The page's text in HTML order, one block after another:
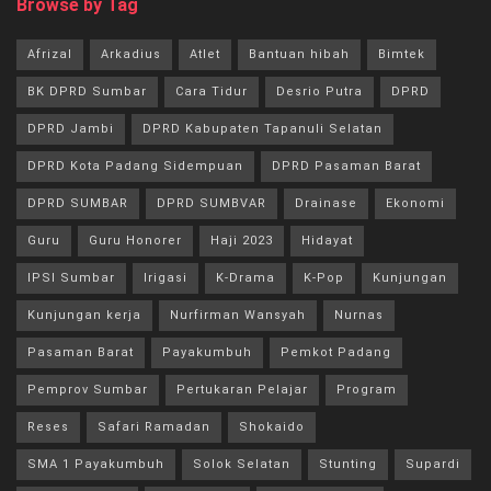
Browse by Tag
Afrizal Arkadius Atlet Bantuan hibah Bimtek
BK DPRD Sumbar Cara Tidur Desrio Putra DPRD
DPRD Jambi DPRD Kabupaten Tapanuli Selatan
DPRD Kota Padang Sidempuan DPRD Pasaman Barat
DPRD SUMBAR DPRD SUMBVAR Drainase Ekonomi
Guru Guru Honorer Haji 2023 Hidayat
IPSI Sumbar Irigasi K-Drama K-Pop Kunjungan
Kunjungan kerja Nurfirman Wansyah Nurnas
Pasaman Barat Payakumbuh Pemkot Padang
Pemprov Sumbar Pertukaran Pelajar Program
Reses Safari Ramadan Shokaido
SMA 1 Payakumbuh Solok Selatan Stunting Supardi